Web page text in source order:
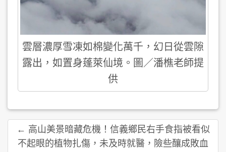
雲層濃厚雪凍如棉變化萬千，幻日從雲隙
露出，如置身蓬萊仙境。圖／潘樵老師提
供
← 高山美景暗藏危機！信義鄉民右手食指被看似
不起眼的植物扎傷，未及時就醫，險些釀成敗血